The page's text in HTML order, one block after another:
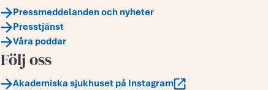
Pressmeddelanden och nyheter
Presstjänst
Våra poddar
Följ oss
Akademiska sjukhuset på Instagram